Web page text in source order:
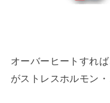
オーバーヒートすれ
がストレスホルモン